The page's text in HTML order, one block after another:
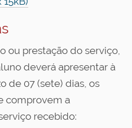
ou prestação do serviço,
deverá apresentar à
de 07 (sete) dias, os
comprovem a
recebido: